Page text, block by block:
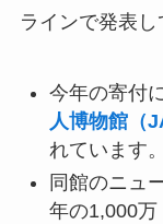
ラインで発表し
今年の寄付
人博物館（
れています。
同館のニュ
年の1,000